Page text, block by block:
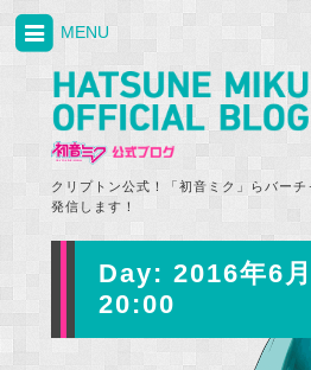
クリプトン公式！「初音ミク」らバー
発信します！
MENU
Day: 2016年6
20:00